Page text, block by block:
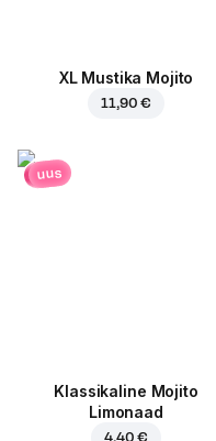
XL Mustika Mojito
11,90 €
uus
Klassikaline Mojito
Limonaad
4,40 €